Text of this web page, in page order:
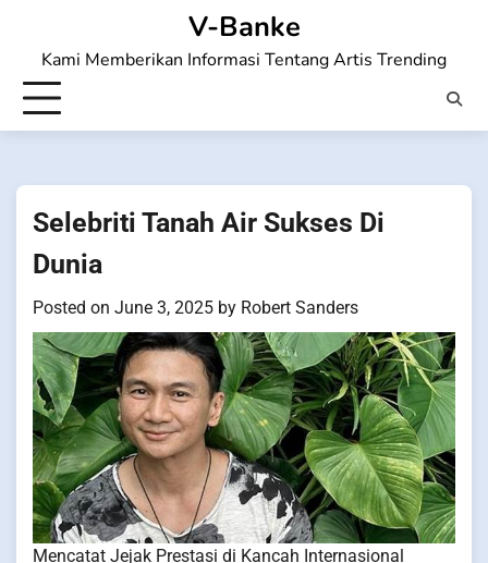
content
V-Banke
Kami Memberikan Informasi Tentang Artis Trending
Selebriti Tanah Air Sukses Di
Dunia
Posted on June 3, 2025 by Robert Sanders
Mencatat Jejak Prestasi di Kancah Internasional